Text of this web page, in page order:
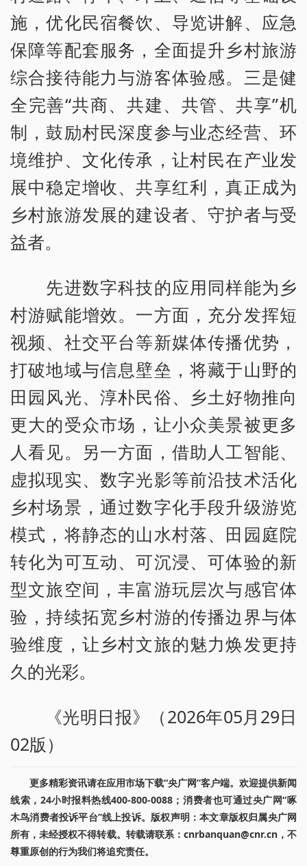
施，优化民宿餐饮、导览讲解、应急
保障等配套服务，全面提升乡村旅游
综合接待能力与游客体验感。三是健
全完善“共商、共建、共管、共享”机
制，鼓励村民深度参与业态经营、环
境维护、文化传承，让村民在产业发
展中稳定增收、共享红利，真正成为
乡村旅游发展的建设者、守护者与受
益者。
先进数字科技的应用同样能为乡
村游赋能增效。一方面，充分发挥短
视频、社交平台等新媒体传播优势，
打破地域与信息壁垒，将藏于山野的
田园风光、淳朴民俗、乡土好物推向
更大的受众市场，让小众美景被更多
人看见。另一方面，借助人工智能、
虚拟现实、数字光影等前沿技术活化
乡村场景，通过数字化手段升级游览
模式，将静态的山水村落、田园庭院
转化为可互动、可沉浸、可体验的新
型文旅空间，丰富游玩层次与感官体
验，持续拓宽乡村游的传播边界与体
验维度，让乡村文旅的魅力焕发更持
久的光彩。
《光明日报》（2026年05月29日
02版）
更多精彩资讯请在应用市场下载“央广网”客户端。欢迎提供新闻
线索，24小时报料热线400-800-0088；消费者也可通过央广网“啄
木鸟消费者投诉平台”线上投诉。版权声明：本文章版权归属央广网
所有，未经授权不得转载。转载请联系：cnrbanquan@cnr.cn，不
尊重原创的行为我们将追究责任。